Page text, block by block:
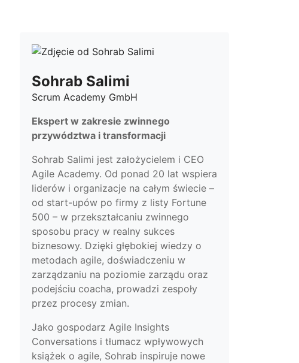
Sohrab Salimi
Scrum Academy GmbH
Ekspert w zakresie zwinnego
przywództwa i transformacji
Sohrab Salimi jest założycielem i CEO
Agile Academy. Od ponad 20 lat wspiera
liderów i organizacje na całym świecie –
od start-upów po firmy z listy Fortune
500 – w przekształcaniu zwinnego
sposobu pracy w realny sukces
biznesowy. Dzięki głębokiej wiedzy o
metodach agile, doświadczeniu w
zarządzaniu na poziomie zarządu oraz
podejściu coacha, prowadzi zespoły
przez procesy zmian.
Jako gospodarz Agile Insights
Conversations i tłumacz wpływowych
książek o agile, Sohrab inspiruje nowe